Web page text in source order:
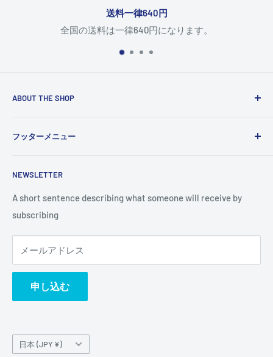
送料一律640円
全国の送料は一律640円になります。
ABOUT THE SHOP
and vision. You can change it in the theme settings.
フッターメニュー
NEWSLETTER
A short sentence describing what someone will receive by
subscribing
メールアドレス
申し込む
国/日本 (JPY ¥)